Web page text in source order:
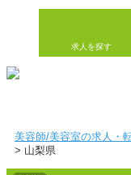
求人を探す
美容師/美容室の求人・
> 山梨県